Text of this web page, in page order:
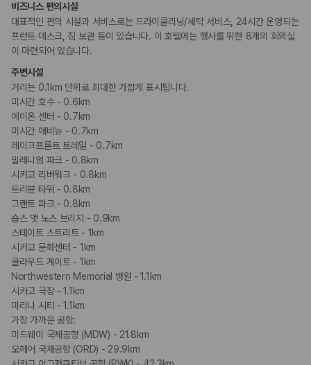
흡연 시설
금연 숙박 시설
커플/프라이빗 다이닝
프라이빗 피크닉
비즈니스 편의시설
대표적인 편의 시설과 서비스로는 드라이클리닝/세탁 서비스, 24시간 운영되는
프런트 데스크, 짐 보관 등이 있습니다. 이 호텔에는 행사를 위한 8개의 회의실
이 마련되어 있습니다.
주변시설
거리는 0.1km 단위로 최대한 가깝게 표시됩니다.
미시간 호수 - 0.6km
에이온 센터 - 0.7km
미시간 애비뉴 - 0.7km
레이크프론트 트레일 - 0.7km
밀레니엄 파크 - 0.8km
시카고 리버워크 - 0.8km
트리뷴 타워 - 0.8km
그랜트 파크 - 0.8km
숍스 앳 노스 브리지 - 0.9km
스테이트 스트리트 - 1km
시카고 문화센터 - 1km
클라우드 게이트 - 1km
Northwestern Memorial 병원 - 1.1km
시카고 극장 - 1.1km
마리나 시티 - 1.1km
가장 가까운 공항:
미드웨이 국제공항 (MDW) - 21.8km
오헤어 국제공항 (ORD) - 29.9km